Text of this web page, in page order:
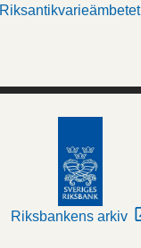
Riksantikvarieämbetet
Riksbankens arkiv